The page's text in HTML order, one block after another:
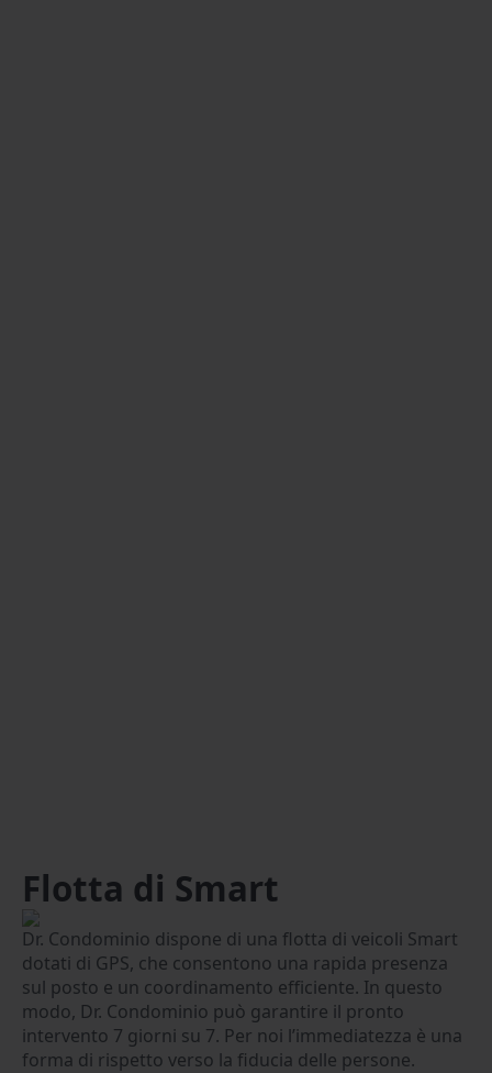
Flotta di Smart
Dr. Condominio dispone di una flotta di veicoli Smart
dotati di GPS, che consentono una rapida presenza
sul posto e un coordinamento efficiente. In questo
modo, Dr. Condominio può garantire il pronto
intervento 7 giorni su 7. Per noi l’immediatezza è una
forma di rispetto verso la fiducia delle persone.